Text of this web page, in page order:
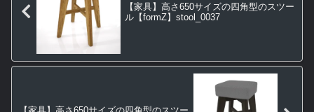
【家具】高さ650サイズの四角型のスツー
ル【formZ】stool_0037